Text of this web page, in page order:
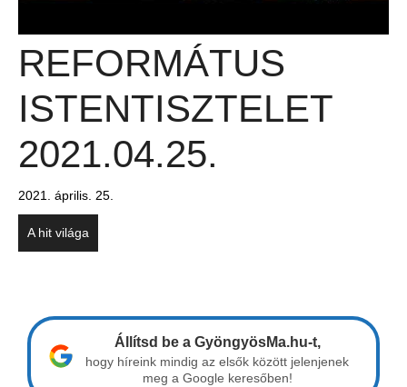
REFORMÁTUS
ISTENTISZTELET
2021.04.25.
2021. április. 25.
A hit világa
Állítsd be a GyöngyösMa.hu-t,
hogy híreink mindig az elsők között jelenjenek
meg a Google keresőben!